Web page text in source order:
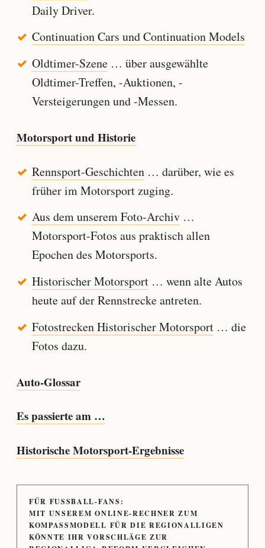
Daily Driver.
Continuation Cars und Continuation Models
Oldtimer-Szene… über ausgewählte
Oldtimer-Treffen, -Auktionen, -
Versteigerungen und -Messen.
Motorsport und Historie
Rennsport-Geschichten… darüber, wie es
früher im Motorsport zuging.
Aus dem unserem Foto-Archiv…
Motorsport-Fotos aus praktisch allen
Epochen des Motorsports.
Historischer Motorsport… wenn alte Autos
heute auf der Rennstrecke antreten.
Fotostrecken Historischer Motorsport… die
Fotos dazu.
Auto-Glossar
Es passierte am …
Historische Motorsport-Ergebnisse
FÜR FUSSBALL-FANS:
MIT UNSEREM ONLINE-RECHNER ZUM
KOMPASSMODELL FÜR DIE REGIONALLIGEN
KÖNNTE IHR VORSCHLÄGE ZUR